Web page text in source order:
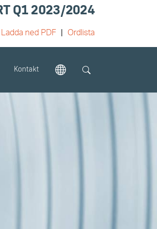
Q1 2023/2024
Ladda ned PDF Ordlista
Kontakt